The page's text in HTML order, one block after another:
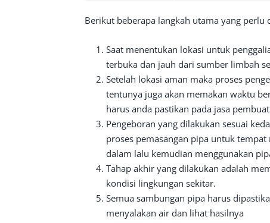
Berikut beberapa langkah utama yang
Saat menentukan lokasi untuk
terbuka dan jauh dari sumber limbah
Setelah lokasi aman maka proses
tentunya juga akan memakan waktu
harus anda pastikan pada jasa
Pengeboran yang dilakukan sesuai
proses pemasangan pipa untuk
dalam lalu kemudian menggunakan
Tahap akhir yang dilakukan adalah
kondisi lingkungan sekitar.
Semua sambungan pipa harus
menyalakan air dan lihat hasilnya